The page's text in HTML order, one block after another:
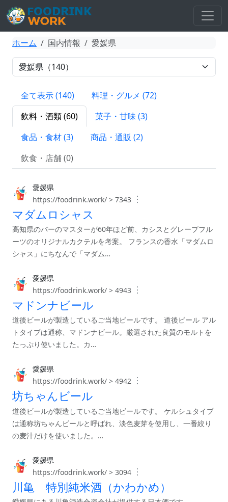
ホーム 国内情報 愛媛県
全て表示 (140)
料理・グルメ (72)
飲料・酒類 (60)
菓子・甘味 (3)
食品・食材 (3)
商品・通販 (2)
飲食・店舗 (0)
愛媛県
https://foodrink.work/ > 7343
︙
マダムロシャス
高知県のバーのマスターが60年ほど前、カシスとグレープフル
ーツのオリジナルカクテルを考案。 フランスの香水「マダムロ
シャス」にちなんで「マダム…
愛媛県
https://foodrink.work/ > 4943
︙
マドンナビール
道後ビールが製造しているご当地ビールです。 道後ビール アル
トタイプは通称、マドンナビール。厳選された良質のモルトを
たっぷり使いました。カ…
愛媛県
https://foodrink.work/ > 4942 ︙
坊ちゃんビール
道後ビールが製造しているご当地ビールです。 ケルシュタイプ
は通称坊ちゃんビールと呼ばれ、淡色麦芽を使用し、一番絞り
の麦汁だけを使いました。…
愛媛県
https://foodrink.work/ > 3094 ︙
川亀 特別純米酒（かわかめ）